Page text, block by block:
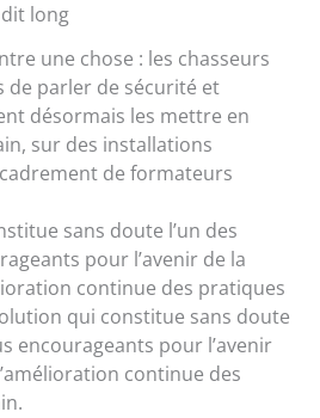
long
une chose : les chasseurs
de parler de sécurité et
désormais les mettre en
sur des installations
de formateurs
sans doute l’un des
pour l’avenir de la
continue des pratiques
qui constitue sans doute
encourageants pour l’avenir
continue des